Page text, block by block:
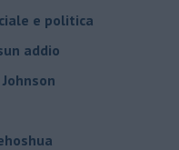
e politica
addio